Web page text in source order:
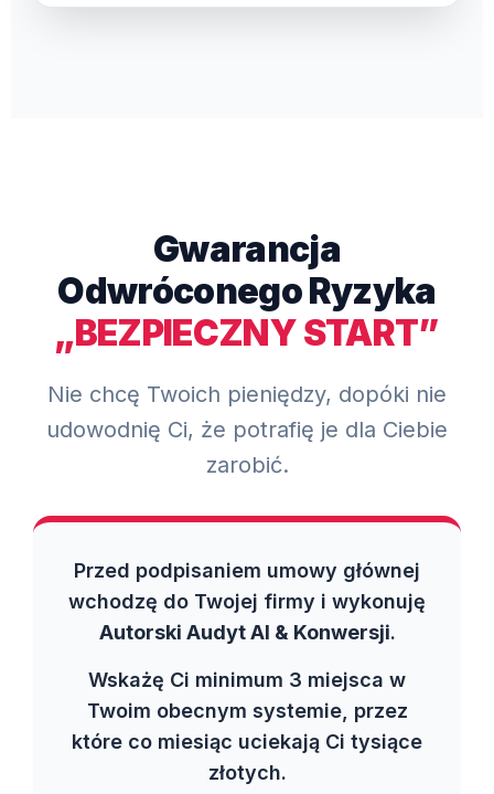
Gwarancja
Odwróconego Ryzyka
„BEZPIECZNY START”
Nie chcę Twoich pieniędzy, dopóki nie
udowodnię Ci, że potrafię je dla Ciebie
zarobić.
Przed podpisaniem umowy głównej
wchodzę do Twojej firmy i wykonuję
Autorski Audyt AI & Konwersji.
Wskażę Ci minimum 3 miejsca w
Twoim obecnym systemie, przez
które co miesiąc uciekają Ci tysiące
złotych.